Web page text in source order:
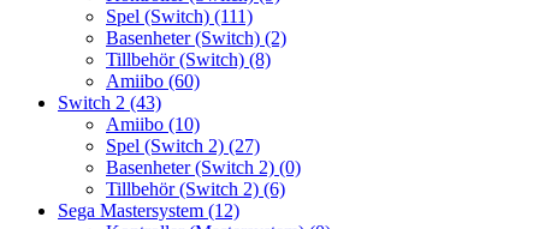
Spel (Switch) (111)
Basenheter (Switch) (2)
Tillbehör (Switch) (8)
Amiibo (60)
Switch 2 (43)
Amiibo (10)
Spel (Switch 2) (27)
Basenheter (Switch 2) (0)
Tillbehör (Switch 2) (6)
Sega Mastersystem (12)